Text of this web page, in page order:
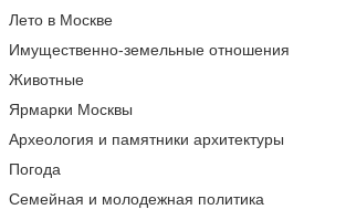
Лето в Москве
Имущественно-земельные отношения
Животные
Ярмарки Москвы
Археология и памятники архитектуры
Погода
Семейная и молодежная политика